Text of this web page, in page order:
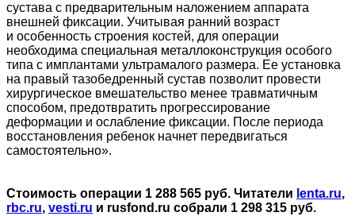
сустава с предварительным наложением аппарата
внешней фиксации. Учитывая ранний возраст
и особенность строения костей, для операции
необходима специальная металлоконструкция особого
типа с имплантами ультрамалого размера. Ее установка
на правый тазобедренный сустав позволит провести
хирургическое вмешательство менее травматичным
способом, предотвратить прогрессирование
деформации и ослабление фиксации. После периода
восстановления ребенок начнет передвигаться
самостоятельно».
Стоимость операции 1 288 565 руб. Читатели lenta.ru,
rbc.ru, vesti.ru и rusfond.ru собрали 1 298 315 руб.